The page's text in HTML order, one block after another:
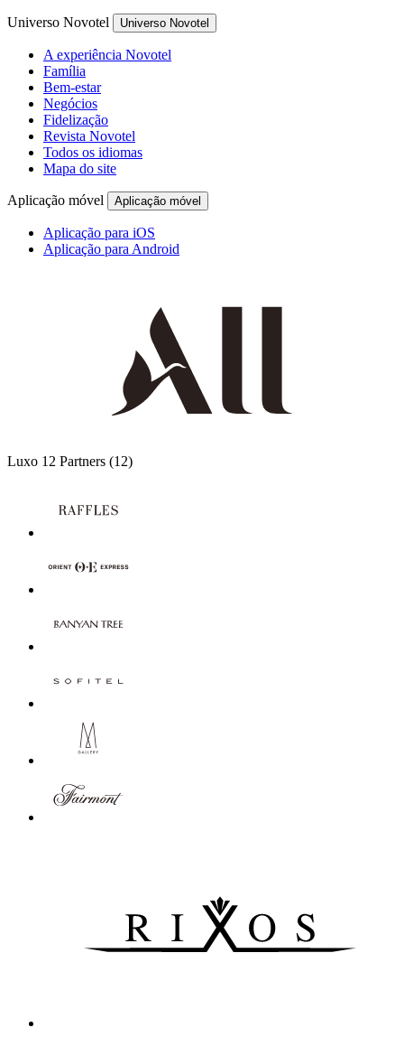
Universo Novotel Universo Novotel
A experiência Novotel
Família
Bem-estar
Negócios
Fidelização
Revista Novotel
Todos os idiomas
Mapa do site
Aplicação móvel Aplicação móvel
Aplicação para iOS
Aplicação para Android
Luxo 12 Partners (12)